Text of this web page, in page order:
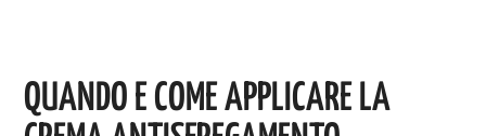
QUANDO E COME APPLICARE LA